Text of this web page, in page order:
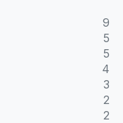
9
5
5
4
3
2
2